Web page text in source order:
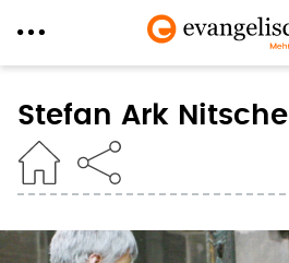
zum
Inhalt
Stefan Ark Nitsche